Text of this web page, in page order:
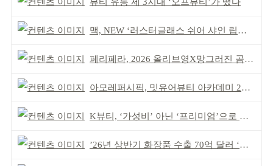
맥, NEW ‘러스터글래스 쉬어 샤인 립스틱’ 출시
페리페라, 2026 올리브영X망그러진 곰 콜라보
아모레퍼시픽, 밋유어뷰티 아카데미 2기 발대식
K뷰티, ‘가성비’ 아닌 ‘프리미엄’으로 승부걸어야
’26년 상반기 화장품 수출 70억 달러 ‘역대 최고’